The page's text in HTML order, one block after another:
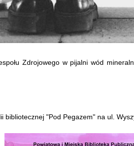
Zdrojowego w pijalni wód
bibliotecznej "Pod Pegazem" na ul.